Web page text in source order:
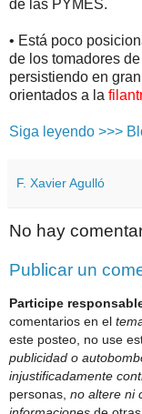
de las PYMES.
• Está poco
de los tomadores
persistiendo en
orientados a la
Siga leyendo >>>
F. Xavier Agulló
No hay
Publicar un
Participe
comentarios en el
este posteo, no use
publicidad o
injustificadamente
personas, no altere ni